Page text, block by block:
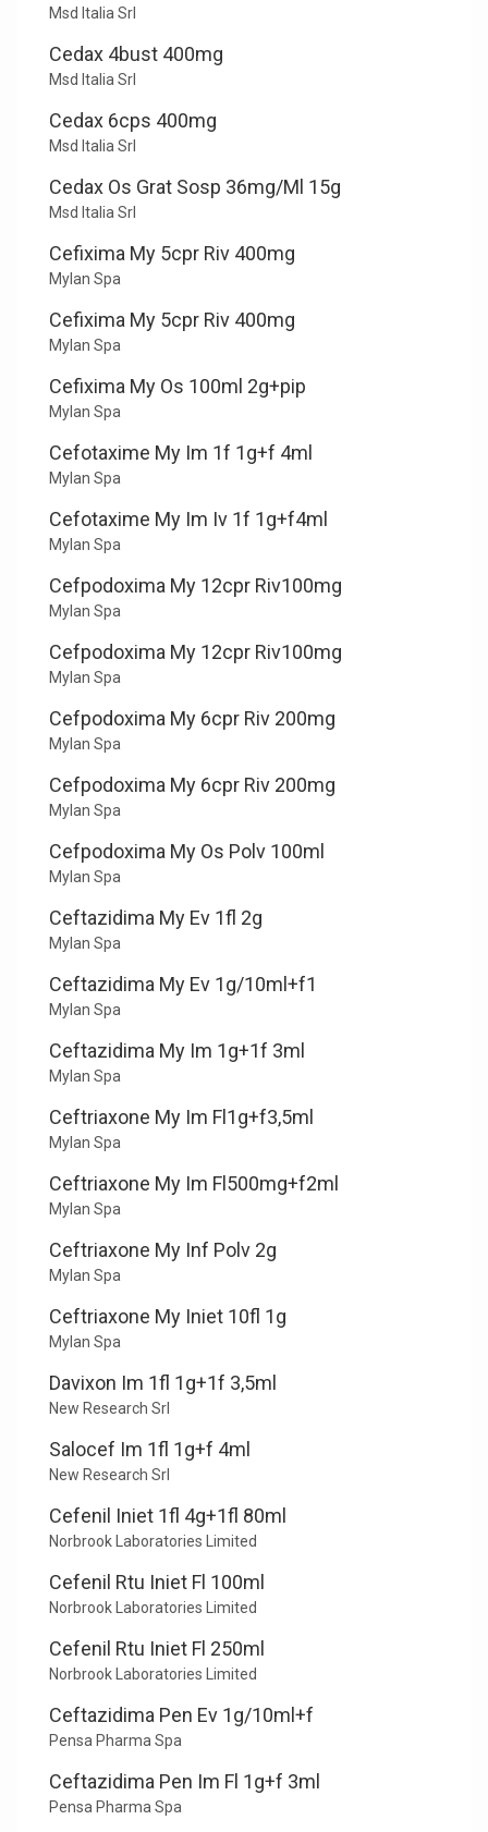
Msd Italia Srl
Cedax 4bust 400mg
Msd Italia Srl
Cedax 6cps 400mg
Msd Italia Srl
Cedax Os Grat Sosp 36mg/Ml 15g
Msd Italia Srl
Cefixima My 5cpr Riv 400mg
Mylan Spa
Cefixima My 5cpr Riv 400mg
Mylan Spa
Cefixima My Os 100ml 2g+pip
Mylan Spa
Cefotaxime My Im 1f 1g+f 4ml
Mylan Spa
Cefotaxime My Im Iv 1f 1g+f4ml
Mylan Spa
Cefpodoxima My 12cpr Riv100mg
Mylan Spa
Cefpodoxima My 12cpr Riv100mg
Mylan Spa
Cefpodoxima My 6cpr Riv 200mg
Mylan Spa
Cefpodoxima My 6cpr Riv 200mg
Mylan Spa
Cefpodoxima My Os Polv 100ml
Mylan Spa
Ceftazidima My Ev 1fl 2g
Mylan Spa
Ceftazidima My Ev 1g/10ml+f1
Mylan Spa
Ceftazidima My Im 1g+1f 3ml
Mylan Spa
Ceftriaxone My Im Fl1g+f3,5ml
Mylan Spa
Ceftriaxone My Im Fl500mg+f2ml
Mylan Spa
Ceftriaxone My Inf Polv 2g
Mylan Spa
Ceftriaxone My Iniet 10fl 1g
Mylan Spa
Davixon Im 1fl 1g+1f 3,5ml
New Research Srl
Salocef Im 1fl 1g+f 4ml
New Research Srl
Cefenil Iniet 1fl 4g+1fl 80ml
Norbrook Laboratories Limited
Cefenil Rtu Iniet Fl 100ml
Norbrook Laboratories Limited
Cefenil Rtu Iniet Fl 250ml
Norbrook Laboratories Limited
Ceftazidima Pen Ev 1g/10ml+f
Pensa Pharma Spa
Ceftazidima Pen Im Fl 1g+f 3ml
Pensa Pharma Spa